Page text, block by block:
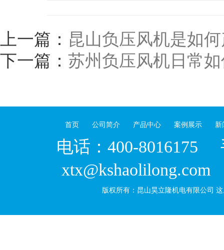
上一篇： 昆山负压风机是如
下一篇： 苏州负压风机日常
首页 公司简介 产品中心 案例展示 新
电话：400-8016175
版权所有：昆山昊立隆机电有限公司